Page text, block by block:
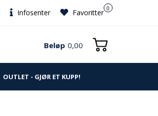
Infosenter 0
Favoritter
Beløp 0,00
OUTLET - GJØR ET KUPP!